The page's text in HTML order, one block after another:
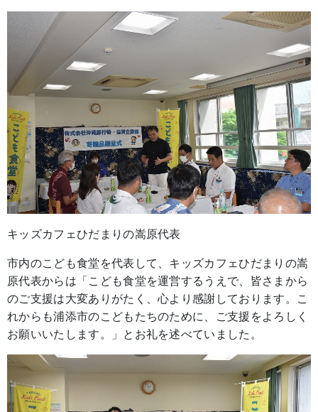
キッズカフェひだまりの嵩原代表
市内のこども食堂を代表して、キッズカフェひだまりの嵩
原代表からは「こども食堂を運営するうえで、皆さまから
のご支援は大変ありがたく、心より感謝しております。こ
れからも浦添市のこどもたちのために、ご支援をよろしく
お願いいたします。」とお礼を述べていました。